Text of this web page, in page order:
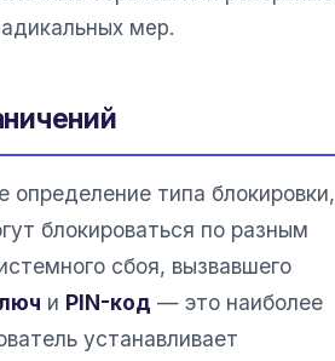
мер.
типа блокировки,
блокироваться по разным
сбоя, вызвавшего
и PIN-код — это наиболее
устанавливает